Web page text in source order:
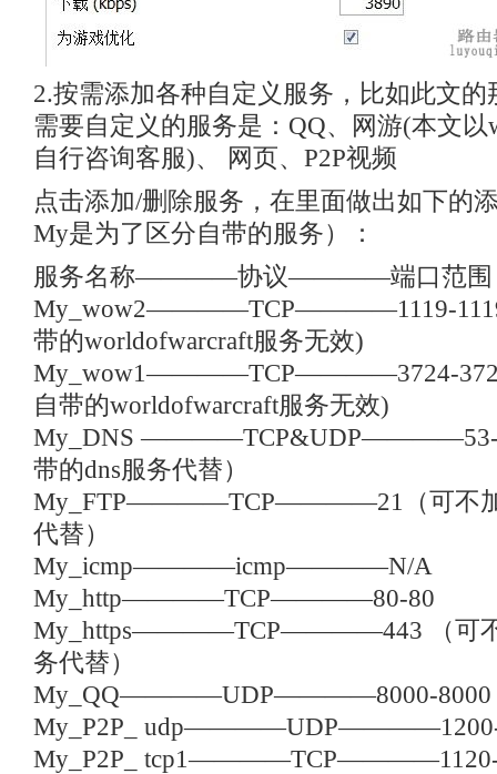
2.按需添加各种自定义服务，比如此文的
需要自定义的服务是：QQ、网游(本文
自行咨询客服)、 网页、P2P视频
点击添加/删除服务，在里面做出如下的
My是为了区分自带的服务）：
服务名称————协议————端口范围
My_wow2————TCP————1119-
带的worldofwarcraft服务无效)
My_wow1————TCP————3724-3724
自带的worldofwarcraft服务无效)
My_DNS ————TCP&UDP————53-
带的dns服务代替）
My_FTP————TCP————21（可不加
代替）
My_icmp————icmp————N/A
My_http————TCP————80-80
My_https————TCP————443 （可不
务代替）
My_QQ————UDP————8000-8000
My_P2P_ udp————UDP————1200-
My_P2P_ tcp1————TCP————1120-